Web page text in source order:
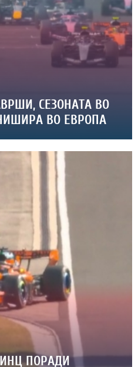
СЕЗОНАТА ВО
ВО ЕВРОПА
ПОРАДИ